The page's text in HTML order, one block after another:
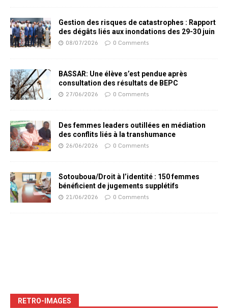
Gestion des risques de catastrophes : Rapport
des dégâts liés aux inondations des 29-30 juin
08/07/2026 0 Comments
BASSAR: Une élève s’est pendue après
consultation des résultats de BEPC
27/06/2026 0 Comments
Des femmes leaders outillées en médiation
des conflits liés à la transhumance
26/06/2026 0 Comments
Sotouboua/Droit à l’identité : 150 femmes
bénéficient de jugements supplétifs
21/06/2026 0 Comments
RETRO-IMAGES